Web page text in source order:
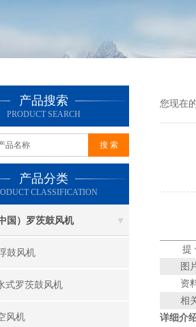
产品搜索
PRODUCT SEARCH
产品分类
CLASSIFICATION
国）罗茨鼓风机
鼓风机
式罗茨鼓风机
风机
您现在
提
图
资
相
详细介